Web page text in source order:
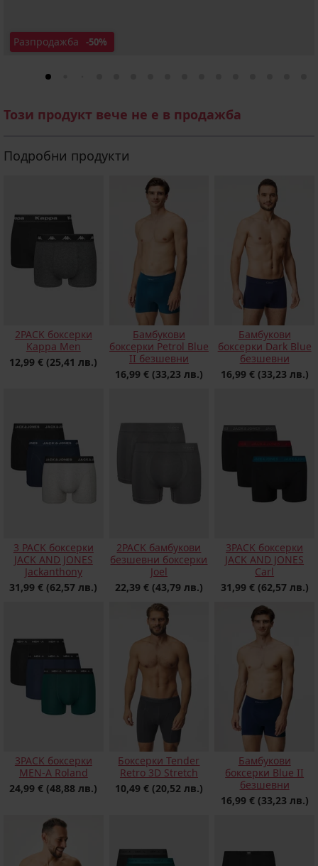
Разпродажба -50%
Този продукт вече не е в продажба
Подробни продукти
2PACK боксерки
Kappa Men
12,99 € (25,41 лв.)
Бамбукови
боксерки Petrol Blue
II безшевни
16,99 € (33,23 лв.)
Бамбукови
боксерки Dark Blue
безшевни
16,99 € (33,23 лв.)
3 PACK боксерки
JACK AND JONES
Jackanthony
31,99 € (62,57 лв.)
2PACK бамбукови
безшевни боксерки
Joel
22,39 € (43,79 лв.)
3PACK боксерки
JACK AND JONES
Carl
31,99 € (62,57 лв.)
3PACK боксерки
MEN-A Roland
24,99 € (48,88 лв.)
Боксерки Tender
Retro 3D Stretch
10,49 € (20,52 лв.)
Бамбукови
боксерки Blue II
безшевни
16,99 € (33,23 лв.)